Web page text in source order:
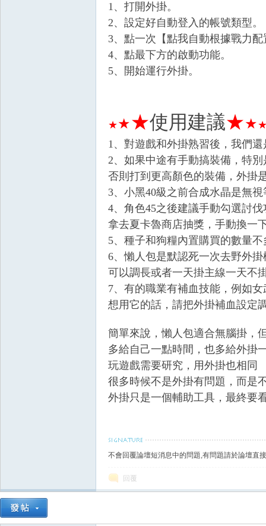
1、打開外掛。
2、設定好自動登入的帳號類型。
3、點一次【點我自動根據戰力
4、點最下方的啟動功能。
5、開始運行外掛。
★★★使用建議★★
1、對遊戲和外掛熟習後，我們
2、如果中途有手動搞裝備，特
否則打到更高顏色的裝備，外掛
3、小黑40級之前合成水晶是無
4、角色45之後建議手動勾選討
拿去夏卡魯商店抽獎，手動換一
5、種子和狗糧內置購買的數量
6、懶人包是默認死一次去野外
可以調長或者一天掛主線一天不
7、有的職業有補血技能，例如
想用它的話，請把外掛補血設定
簡單來說，懶人包適合無腦掛，
多給自己一點時間，也多給外掛
玩遊戲需要研究，用外掛也相同
很多時候不是外掛有問題，而是
外掛只是一個輔助工具，最終要
不會回覆論壇短消息中的問題,有問題請於論壇直
回覆